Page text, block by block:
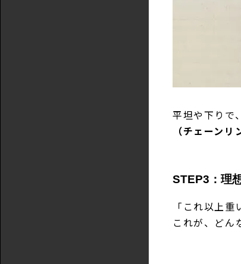
平坦や下りで
（チェーン
STEP3：理
「これ以上
これが、どん